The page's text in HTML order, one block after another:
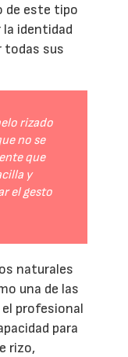
de este tipo
la identidad
todas sus
rizado
no se
que
y
el gesto
naturales
una de las
profesional
para
rizo,